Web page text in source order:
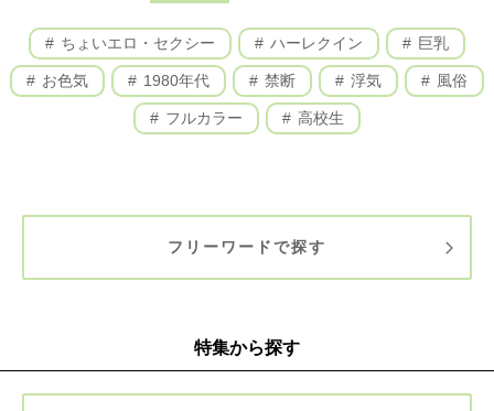
ちょいエロ・セクシー ハーレクイン 巨乳
お色気 1980年代 禁断 浮気 風俗
フルカラー 高校生
フリーワードで探す
特集から探す